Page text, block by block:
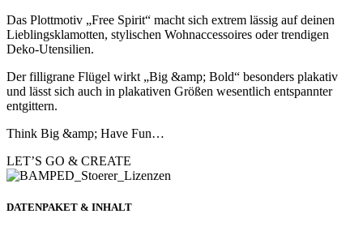
Das Plottmotiv „Free Spirit“ macht sich extrem lässig auf deinen
Lieblingsklamotten, stylischen Wohnaccessoires oder trendigen
Deko-Utensilien.
Der filligrane Flügel wirkt „Big &amp; Bold“ besonders plakativ
und lässt sich auch in plakativen Größen wesentlich entspannter
entgittern.
Think Big &amp; Have Fun…
LET’S GO & CREATE
DATENPAKET & INHALT